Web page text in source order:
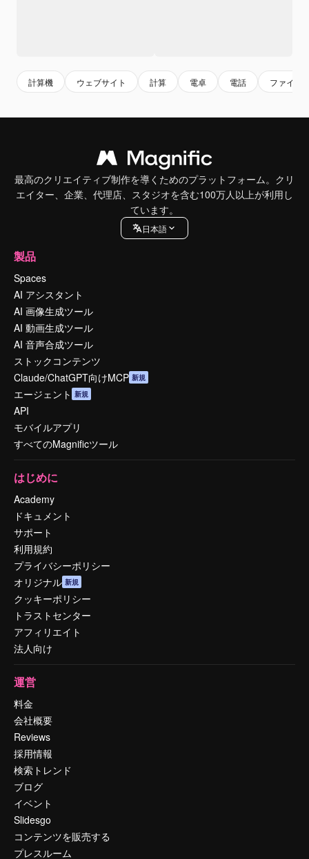
計算機 ウェブサイト 計算 電卓 電話 ファイル
最高のクリエイティブ制作を導くためのプラットフォーム。クリ
エイター、企業、代理店、スタジオを含む100万人以上が利用し
ています。
日本語
製品
Spaces
AI アシスタント
AI 画像生成ツール
AI 動画生成ツール
AI 音声合成ツール
ストックコンテンツ
Claude/ChatGPT向けMCP 新規
エージェント 新規
API
モバイルアプリ
すべてのMagnificツール
はじめに
Academy
ドキュメント
サポート
利用規約
プライバシーポリシー
オリジナル 新規
クッキーポリシー
トラストセンター
アフィリエイト
法人向け
運営
料金
会社概要
Reviews
採用情報
検索トレンド
ブログ
イベント
Slidesgo
コンテンツを販売する
プレスルーム